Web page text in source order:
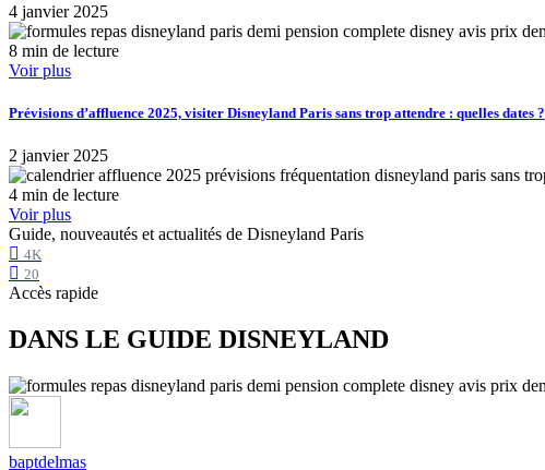
4 janvier 2025
8 min de lecture
Voir plus
Prévisions d’affluence 2025, visiter Disneyland Paris sans trop attendre : quelles dates ?
2 janvier 2025
4 min de lecture
Voir plus
Guide, nouveautés et actualités de Disneyland Paris
4K
20
Accès rapide
DANS LE GUIDE DISNEYLAND
baptdelmas